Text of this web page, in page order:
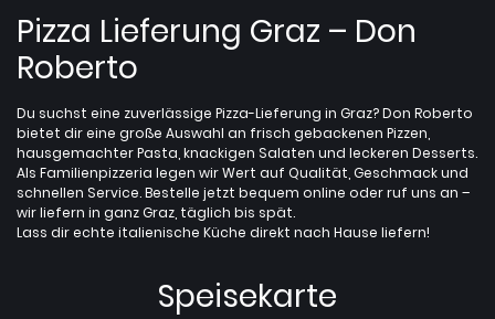
Pizza Lieferung Graz – Don
Roberto
Du suchst eine zuverlässige Pizza-Lieferung in Graz? Don Roberto
bietet dir eine große Auswahl an frisch gebackenen Pizzen,
hausgemachter Pasta, knackigen Salaten und leckeren Desserts.
Als Familienpizzeria legen wir Wert auf Qualität, Geschmack und
schnellen Service. Bestelle jetzt bequem online oder ruf uns an –
wir liefern in ganz Graz, täglich bis spät.
Lass dir echte italienische Küche direkt nach Hause liefern!
Speisekarte